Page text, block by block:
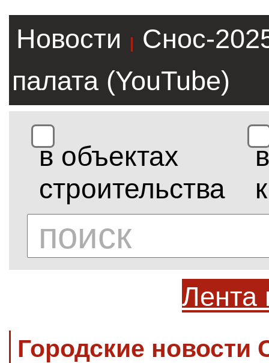
Новости |
Снос-
палата (YouTube)
в объектах
строительства
в
Лента
Городские новости